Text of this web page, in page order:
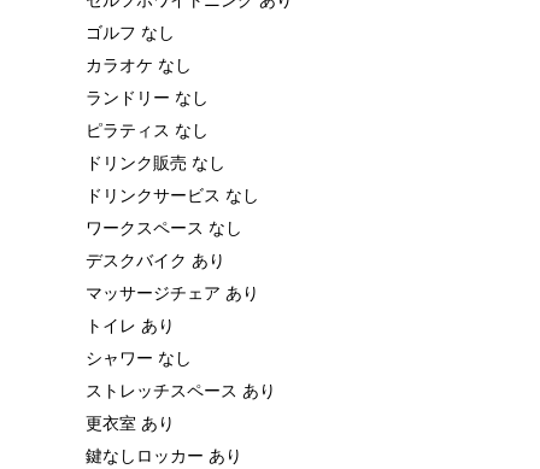
ゴルフ なし
カラオケ なし
ランドリー なし
ピラティス なし
ドリンク販売 なし
ドリンクサービス なし
ワークスペース なし
デスクバイク あり
マッサージチェア あり
トイレ あり
シャワー なし
ストレッチスペース あり
更衣室 あり
鍵なしロッカー あり